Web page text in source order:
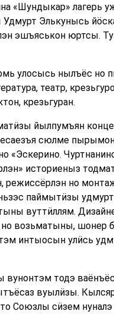
«Шундыкар» лагерь
Элькунысь
эшъяськон юртсы.
улосысь нылъёс но
театр,
крезьгуран.
йылпумъян
сюлме
«Эскерино.
историеныз
режиссёрлэн но
паймытӥзы
вуттӥллям.
возьматыны, шонер
интыосын улӥсь
тодэ
вуылӥзы.
Союзлы сӥзем нуналэ